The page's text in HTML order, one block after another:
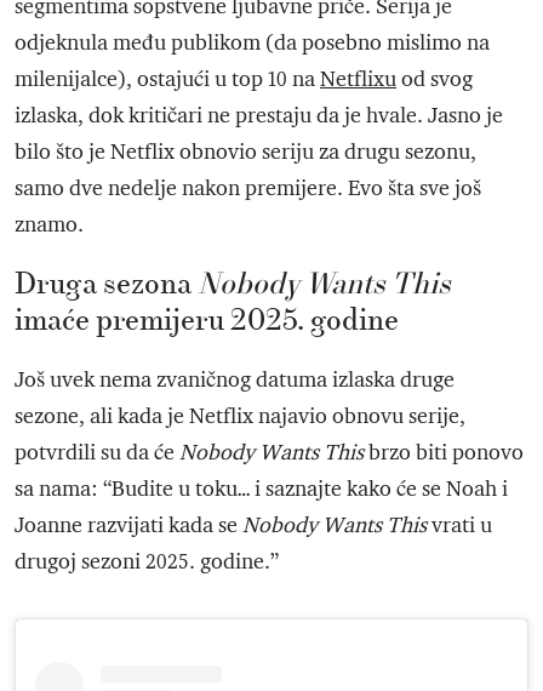
segmentima sopstvene ljubavne priče. Serija je
odjeknula među publikom (da posebno mislimo na
milenijalce), ostajući u top 10 naNetflixuod svog
izlaska, dok kritičari ne prestaju da je hvale. Jasno je
bilo što je Netflix obnovio seriju za drugu sezonu,
samo dve nedelje nakon premijere. Evo šta sve još
znamo.
Druga sezonaNobody Wants This
imaće premijeru 2025. godine
Još uvek nema zvaničnog datuma izlaska druge
sezone, ali kada je Netflix najavio obnovu serije,
potvrdili su da će Nobody Wants Thisbrzo biti ponovo
sa nama: “Budite u toku… i saznajte kako će se Noah i
Joanne razvijati kada se Nobody Wants Thisvrati u
drugoj sezoni 2025. godine.”